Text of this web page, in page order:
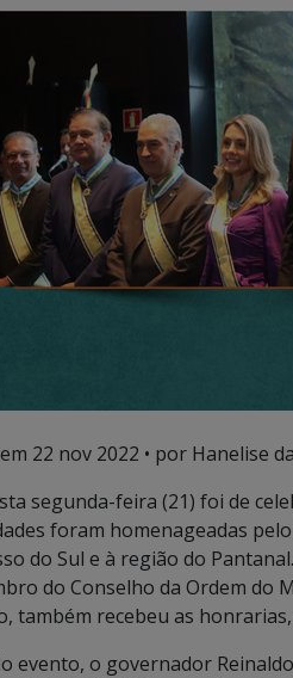
22 nov 2022 • por Hanelise
segunda-feira (21) foi de
foram homenageadas
do Sul e à região do
do Conselho da Ordem do
também recebeu as
evento, o governador